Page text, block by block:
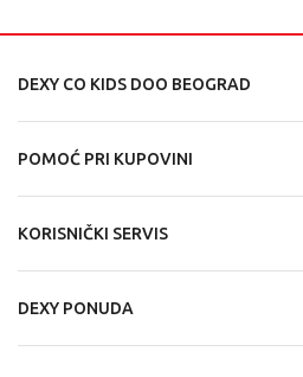
DEXY CO KIDS DOO BEOGRAD
POMOĆ PRI KUPOVINI
KORISNIČKI SERVIS
DEXY PONUDA